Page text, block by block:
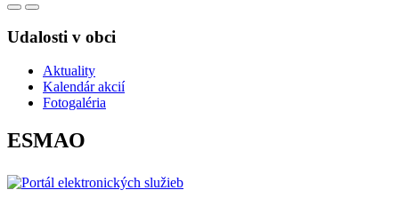
Udalosti v obci
Aktuality
Kalendár akcií
Fotogaléria
ESMAO